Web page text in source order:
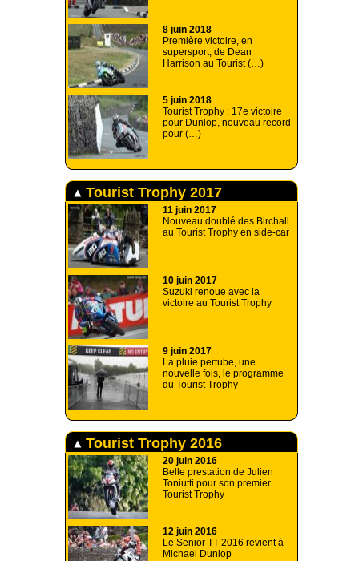
8 juin 2018
Première victoire, en
supersport, de Dean
Harrison au Tourist (…)
5 juin 2018
Tourist Trophy : 17e victoire
pour Dunlop, nouveau record
pour (…)
Tourist Trophy 2017
11 juin 2017
Nouveau doublé des Birchall
au Tourist Trophy en side-car
10 juin 2017
Suzuki renoue avec la
victoire au Tourist Trophy
9 juin 2017
La pluie pertube, une
nouvelle fois, le programme
du Tourist Trophy
Tourist Trophy 2016
20 juin 2016
Belle prestation de Julien
Toniutti pour son premier
Tourist Trophy
12 juin 2016
Le Senior TT 2016 revient à
Michael Dunlop